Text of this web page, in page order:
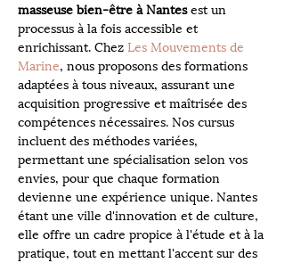
masseuse bien-être à Nantes est un
processus à la fois accessible et
enrichissant. Chez Les Mouvements de
Marine, nous proposons des formations
adaptées à tous niveaux, assurant une
acquisition progressive et maîtrisée des
compétences nécessaires. Nos cursus
incluent des méthodes variées,
permettant une spécialisation selon vos
envies, pour que chaque formation
devienne une expérience unique. Nantes
étant une ville d'innovation et de culture,
elle offre un cadre propice à l'étude et à la
pratique, tout en mettant l'accent sur des